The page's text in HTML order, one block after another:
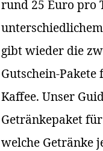
rund 25 Euro pro
gibt wieder die
Gutschein-
Kaffee. Unser
Getränkepaket
welche Getränke